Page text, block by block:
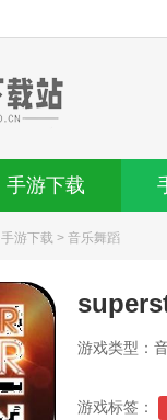
手游下载
手游下载 > 音乐舞蹈
游戏类型：
游戏标签：